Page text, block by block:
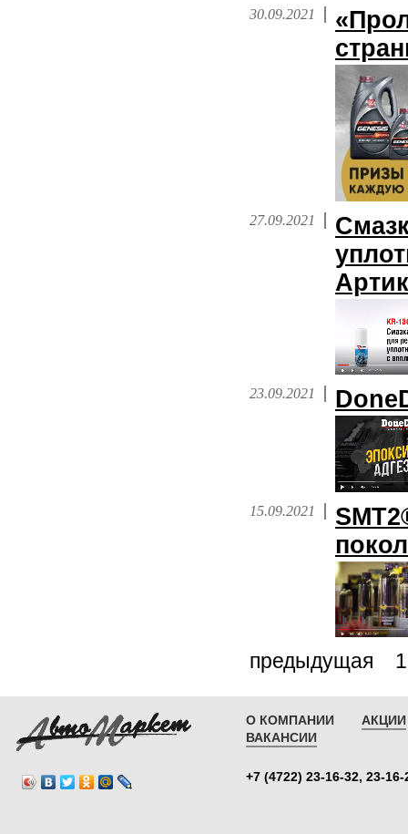
30.09.2021
27.09.2021
23.09.2021
15.09.2021
предыдущая 1
О КОМПАНИИ
АКЦИИ
ВАКАНСИИ
+7 (4722) 23-16-32, 23-